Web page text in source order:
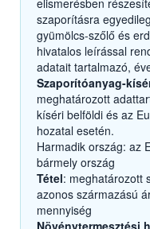
elismerésben
szaporításra
gyümölcs-szőlő és
hivatalos leírással
adatait tartalmazó,
Szaporítóanyag-
meghatározott
kíséri belföldi és az
hozatal esetén.
Harmadik ország: az
bármely ország
Tétel: meghatározott
azonos származású
mennyiség